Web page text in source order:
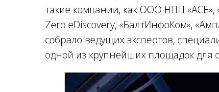
такие компании, как ООО НПП «АСЕ»,
Zero eDiscovery, «БалтИнфоКом»,
собрало ведущих экспертов,
одной из крупнейших площадок для